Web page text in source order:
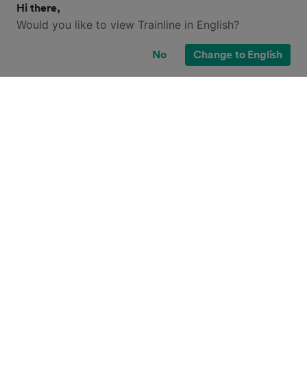
Hi there,
Would you like to view Trainline in English?
No Change to English